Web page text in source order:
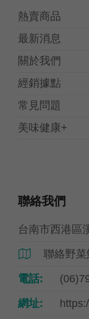
熱賣商品
最新消息
關於我們
經銷據點
常見問題
美味健康+
聯絡我們
台南市西港區
 聯絡野菜
電話:
網址: